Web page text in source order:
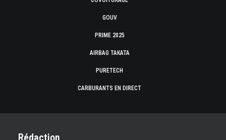
GOUV
PRIME 2025
AIRBAG TAKATA
PURETECH
CARBURANTS EN DIRECT
Rédaction